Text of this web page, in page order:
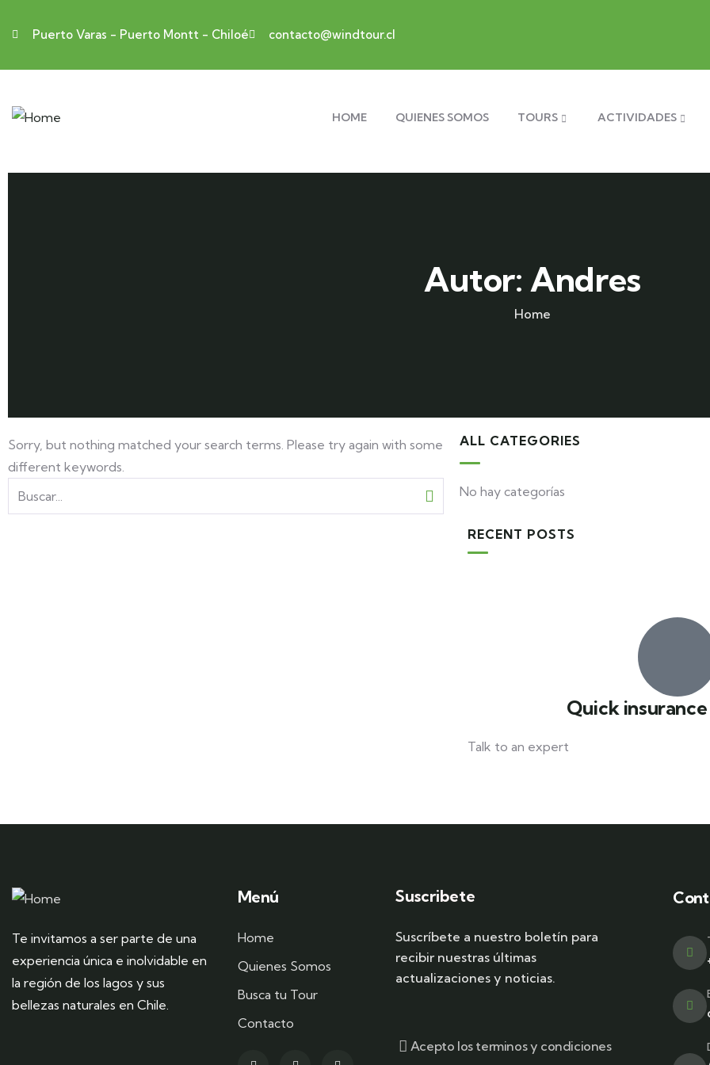
Puerto Varas - Puerto Montt - Chiloé contacto@windtour.cl
HOME QUIENES SOMOS TOURS ACTIVIDADES
Autor:Andres
Home
Sorry, but nothing matched your search terms. Please try again with some
different keywords.
ALL CATEGORIES
No hay categorías
RECENT POSTS
Quick
Talk to an expert
Te invitamos a ser parte de una
experiencia única e inolvidable en
la región de los lagos y sus
bellezas naturales en Chile.
Menú
Home
Quienes Somos
Busca tu Tour
Contacto
Suscribete
Suscríbete a nuestro boletín para
recibir nuestras últimas
actualizaciones y noticias.
Acepto los terminos y condiciones